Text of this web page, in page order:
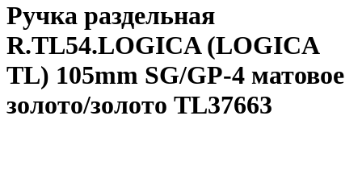
Ручка раздельная
R.TL54.LOGICA (LOGICA
TL) 105mm SG/GP-4 матовое
золото/золото TL37663